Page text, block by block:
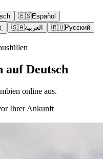
🇪🇸Español
🇸🇦العربية 🇷🇺Русский
Deutsch
online aus.
Ihrer Ankunft